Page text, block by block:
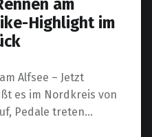
am
Highlight im
Alfsee – Jetzt
es im Nordkreis von
Pedale treten…